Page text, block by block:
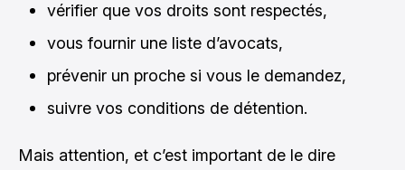
vérifier que vos droits sont respectés,
vous fournir une liste d’avocats,
prévenir un proche si vous le demandez,
suivre vos conditions de détention.
Mais attention, et c’est important de le dire